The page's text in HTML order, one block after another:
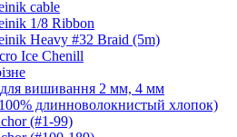
cable
1/8 Ribbon
Heavy #32 Braid (5m)
Ice Chenill
для вишивання 2 мм, 4 мм
длинноволокнистый хлопок)
(#1-99)